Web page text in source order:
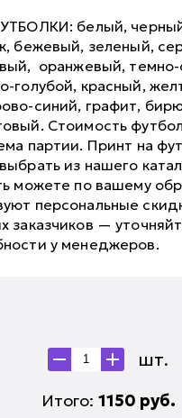
белый,
бежевый, зеленый,
оранжевый, темно-
голубой, красный,
синий, графит,
Стоимость
партии. Принт на
из нашего
можете по вашему
персональные
заказчиков —
у менеджеров.
шт.
Итого: 1150 руб.